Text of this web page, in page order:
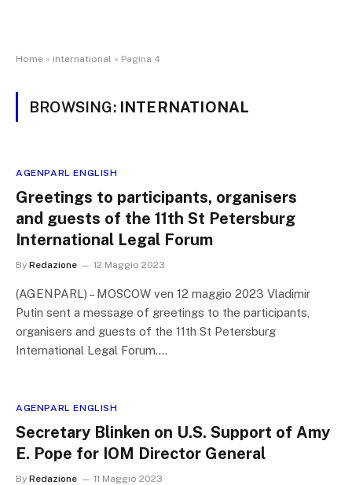
Home » international » Pagina 4
BROWSING: INTERNATIONAL
AGENPARL ENGLISH
Greetings to participants, organisers
and guests of the 11th St Petersburg
International Legal Forum
By Redazione 12 Maggio 2023
(AGENPARL) – MOSCOW ven 12 maggio 2023 Vladimir
Putin sent a message of greetings to the participants,
organisers and guests of the 11th St Petersburg
International Legal Forum.…
AGENPARL ENGLISH
Secretary Blinken on U.S. Support of Amy
E. Pope for IOM Director General
By Redazione 11 Maggio 2023